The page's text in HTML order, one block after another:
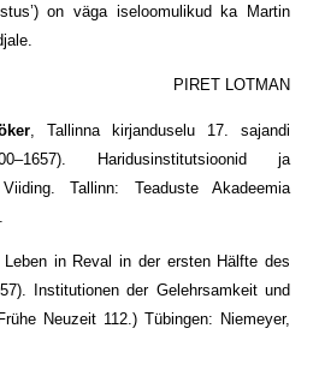
on väga iseloomulikud ka Martin
PIRET LOTMAN
, Tallinna kirjanduselu 17. sajandi
Haridusinstitutsioonid ja
Tallinn: Teaduste Akadeemia
in Reval in der ersten Hälfte des
Institutionen der Gelehrsamkeit und
Neuzeit 112.) Tübingen: Niemeyer,